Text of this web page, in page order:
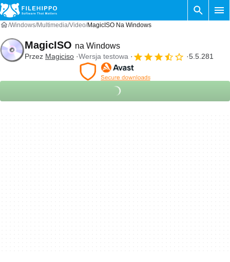
Windows Multimedia Video MagicISO Na Windows
MagicISO na Windows
Przez Magiciso Wersja testowa 5.5.281